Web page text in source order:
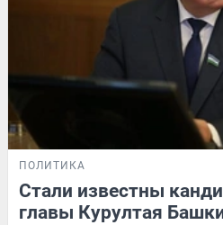
ПОЛИТИКА
Стали известны
главы Курултая